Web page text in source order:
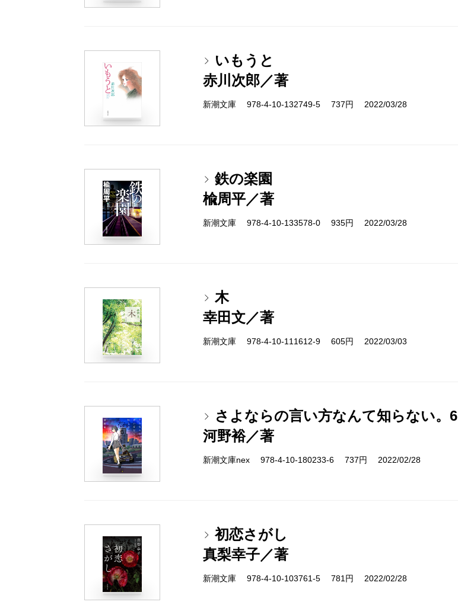
いもうと
赤川次郎／著
新潮文庫 978-4-10-132749-5 737円 2022/03/28
鉄の楽園
楡周平／著
新潮文庫 978-4-10-133578-0 935円 2022/03/28
木
幸田文／著
新潮文庫 978-4-10-111612-9 605円 2022/03/03
さよならの言い方なんて知らない。6
河野裕／著
新潮文庫nex 978-4-10-180233-6 737円 2022/02/28
初恋さがし
真梨幸子／著
新潮文庫 978-4-10-103761-5 781円 2022/02/28